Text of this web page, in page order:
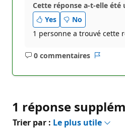
Cette réponse a-t-elle été
Yes
No
1 personne a trouvé cette
0 commentaires
Aucun
1 réponse
Trier par : Le plus utile